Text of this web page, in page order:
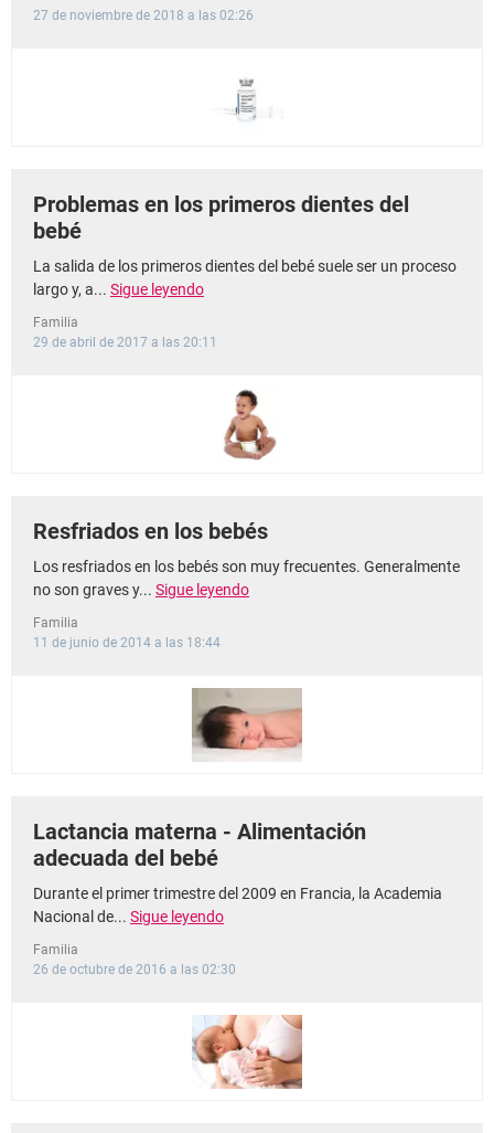
27 de noviembre de 2018 a las 02:26
Problemas en los primeros dientes del
bebé
La salida de los primeros dientes del bebé suele ser un proceso
largo y, a... Sigue leyendo
Familia
29 de abril de 2017 a las 20:11
Resfriados en los bebés
Los resfriados en los bebés son muy frecuentes. Generalmente
no son graves y... Sigue leyendo
Familia
11 de junio de 2014 a las 18:44
Lactancia materna - Alimentación
adecuada del bebé
Durante el primer trimestre del 2009 en Francia, la Academia
Nacional de... Sigue leyendo
Familia
26 de octubre de 2016 a las 02:30